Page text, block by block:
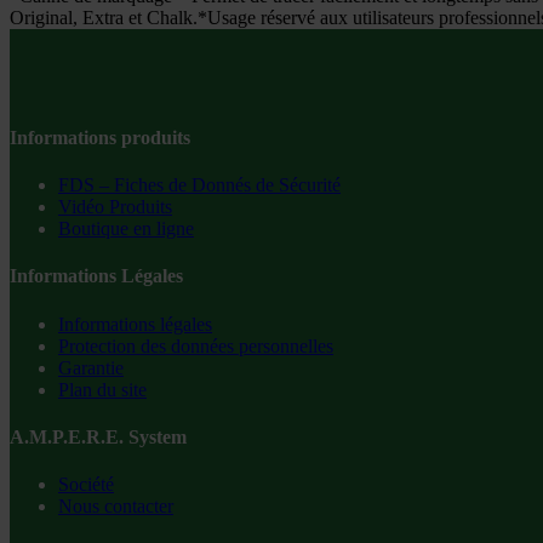
Original, Extra et Chalk.*Usage réservé aux utilisateurs
Informations produits
FDS – Fiches de Donnés de Sécurité
Vidéo Produits
Boutique en ligne
Informations Légales
Informations légales
Protection des données personnelles
Garantie
Plan du site
A.M.P.E.R.E. System
Société
Nous contacter